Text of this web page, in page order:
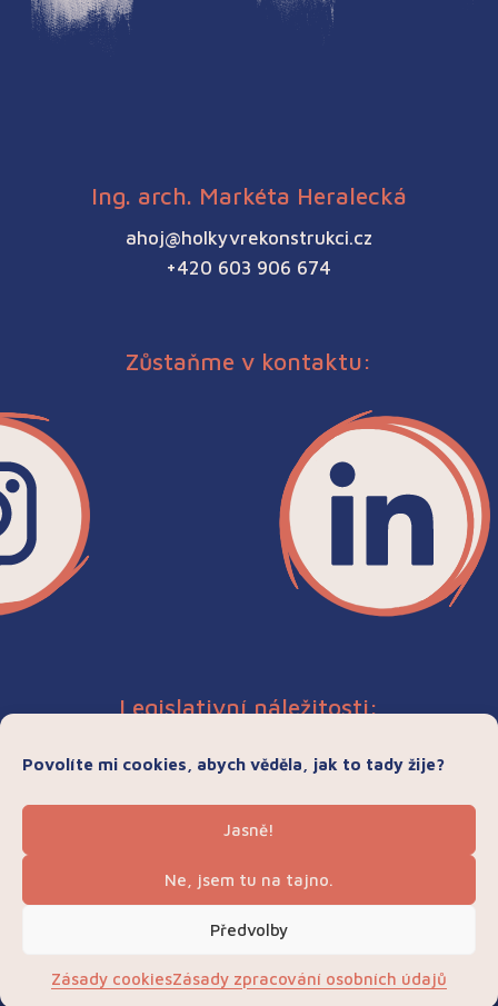
Povolíte mi cookies, abych věděla, jak to tady žije?
Jasně!
Ne, jsem tu na tajno.
Předvolby
Zásady cookiesZásady zpracování osobních údajů
Ing. arch. Markéta Heralecká
ahoj@holkyvrekonstrukci.cz

+420 603 906 674
Zůstaňme v kontaktu:
Legislativní náležitosti:
Zásadycookies
Všeobecné obchodní podmínky
Ing. arch. Markéta Heralecká • IČO:88542866•